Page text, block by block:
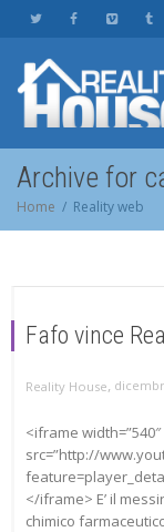
Archive for
Home Reality web
Fafo vince
Reality House,
<iframe width=”540″
src=”http://
</iframe> E’ il
chimico